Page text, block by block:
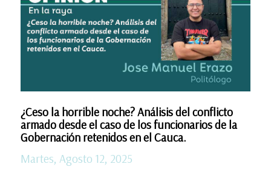
¿Ceso la horrible noche? Análisis del conflicto
armado desde el caso de los funcionarios de la
Gobernación retenidos en el Cauca.
Martes, Agosto 12, 2025